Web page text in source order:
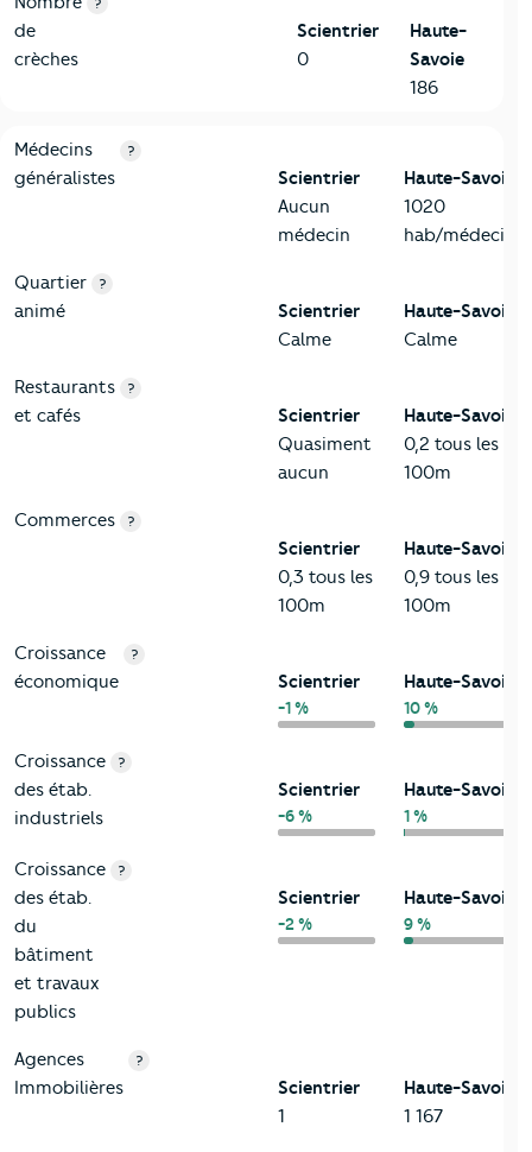
de
crèches
?
Scientrier
0
Haute-
Savoie
186
5-Commerces
Critères Scientrier
Médecins
généralistes
?
Scientrier
Aucun
médecin
Haute-Savoie
1020
hab/médecin
Quartier
animé
?
Scientrier
Calme
Haute-Savoie
Calme
Restaurants
et cafés
?
Scientrier
Quasiment
aucun
Haute-Savoie
0,2 tous les
100m
Commerces ?
Scientrier
0,3 tous les
100m
Haute-Savoie
0,9 tous les
100m
Croissance
économique
?
Scientrier
-1 %
Haute-Savoie
10 %
Croissance
des étab.
industriels
?
Scientrier
-6 %
Haute-Savoie
1 %
Croissance
des étab.
du
bâtiment
et travaux
publics
?
Scientrier
-2 %
Haute-Savoie
9 %
Agences
Immobilières
?
Scientrier
1
Haute-Savoie
1 167